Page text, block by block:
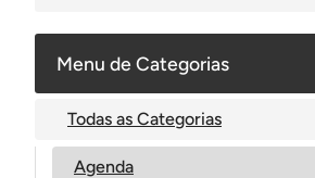
Menu de Categorias
Todas as Categorias
Agenda